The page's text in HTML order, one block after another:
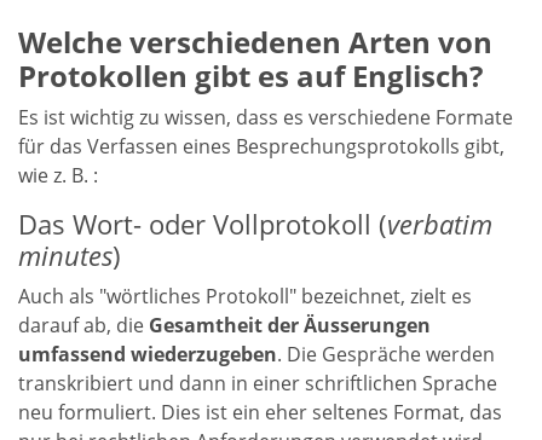
Welche verschiedenen Arten von
Protokollen gibt es auf Englisch?
Es ist wichtig zu wissen, dass es verschiedene Formate
für das Verfassen eines Besprechungsprotokolls gibt,
wie z. B. :
Das Wort- oder Vollprotokoll (verbatim
minutes)
Auch als "wörtliches Protokoll" bezeichnet, zielt es
darauf ab, die Gesamtheit der Äusserungen
umfassend wiederzugeben. Die Gespräche werden
transkribiert und dann in einer schriftlichen Sprache
neu formuliert. Dies ist ein eher seltenes Format, das